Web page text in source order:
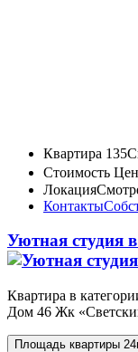
Квартира 135
Стоимость
Локация
Контакты
Уютная студия
Квартира в
Дом 46 Жк
Площадь квартиры